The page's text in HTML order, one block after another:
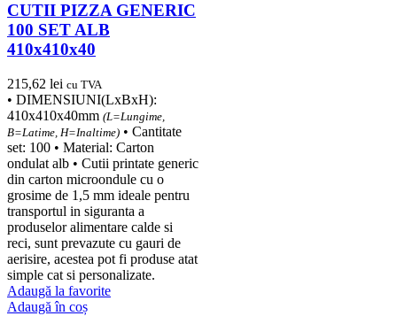
CUTII PIZZA GENERIC
100 SET ALB
410x410x40
215,62 lei cu TVA
• DIMENSIUNI(LxBxH):
410x410x40mm (L=Lungime,
B=Latime, H=Inaltime) • Cantitate
set: 100 • Material: Carton
ondulat alb • Cutii printate generic
din carton microondule cu o
grosime de 1,5 mm ideale pentru
transportul in siguranta a
produselor alimentare calde si
reci, sunt prevazute cu gauri de
aerisire, acestea pot fi produse atat
simple cat si personalizate.
Adaugă la favorite
Adaugă în coș